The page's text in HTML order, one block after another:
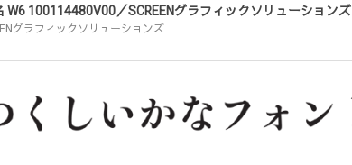
W6 100114480V00／SCREENグラフィックソリューションズ
グラフィックソリューションズ